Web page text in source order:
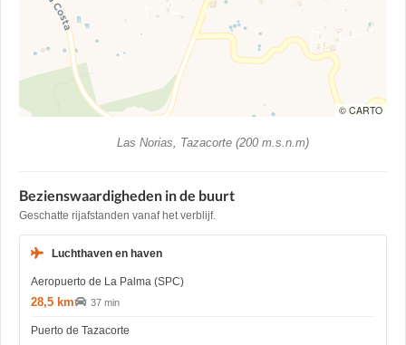
© CARTO
Las Norias, Tazacorte (200 m.s.n.m)
Bezienswaardigheden in de buurt
Geschatte rijafstanden vanaf het verblijf.
Luchthaven en haven
Aeropuerto de La Palma (SPC)
28,5 km 37 min
Puerto de Tazacorte